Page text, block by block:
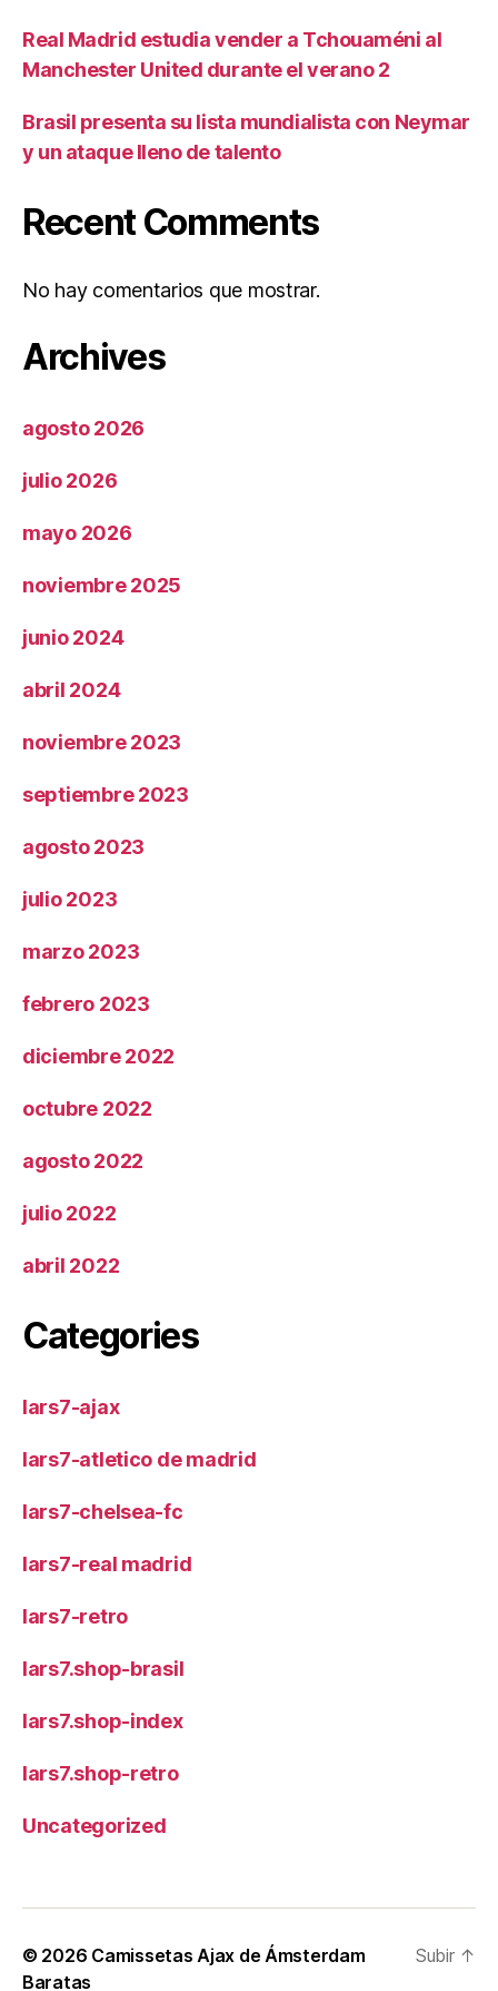
Real Madrid estudia vender a Tchouaméni al
Manchester United durante el verano 2
Brasil presenta su lista mundialista con Neymar
y un ataque lleno de talento
Recent Comments
No hay comentarios que mostrar.
Archives
agosto 2026
julio 2026
mayo 2026
noviembre 2025
junio 2024
abril 2024
noviembre 2023
septiembre 2023
agosto 2023
julio 2023
marzo 2023
febrero 2023
diciembre 2022
octubre 2022
agosto 2022
julio 2022
abril 2022
Categories
lars7-ajax
lars7-atletico de madrid
lars7-chelsea-fc
lars7-real madrid
lars7-retro
lars7.shop-brasil
lars7.shop-index
lars7.shop-retro
Uncategorized
© 2026 Camissetas Ajax de Ámsterdam
Baratas
Subir ↑